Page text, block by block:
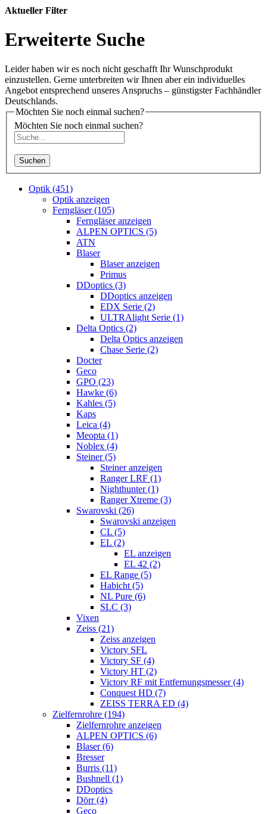
Aktueller Filter
Erweiterte Suche
Leider haben wir es noch nicht geschafft Ihr Wunschprodukt
einzustellen. Gerne unterbreiten wir Ihnen aber ein individuelles
Angebot entsprechend unseres Anspruchs – günstigster Fachhändler
Deutschlands.
Möchten Sie noch einmal suchen?
Möchten Sie noch einmal suchen?
Suchen
Optik (451)
Optik anzeigen
Ferngläser (105)
Ferngläser anzeigen
ALPEN OPTICS (5)
ATN
Blaser
Blaser anzeigen
Primus
DDoptics (3)
DDoptics anzeigen
EDX Serie (2)
ULTRAlight Serie (1)
Delta Optics (2)
Delta Optics anzeigen
Chase Serie (2)
Docter
Geco
GPO (23)
Hawke (6)
Kahles (5)
Kaps
Leica (4)
Meopta (1)
Noblex (4)
Steiner (5)
Steiner anzeigen
Ranger LRF (1)
Nighthunter (1)
Ranger Xtreme (3)
Swarovski (26)
Swarovski anzeigen
CL (5)
EL (2)
EL anzeigen
EL 42 (2)
EL Range (5)
Habicht (5)
NL Pure (6)
SLC (3)
Vixen
Zeiss (21)
Zeiss anzeigen
Victory SFL
Victory SF (4)
Victory HT (2)
Victory RF mit Entfernungsmesser (4)
Conquest HD (7)
ZEISS TERRA ED (4)
Zielfernrohre (194)
Zielfernrohre anzeigen
ALPEN OPTICS (6)
Blaser (6)
Bresser
Burris (11)
Bushnell (1)
DDoptics
Dörr (4)
Geco